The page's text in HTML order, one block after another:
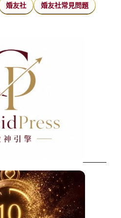
婚友社 婚友社常見問題